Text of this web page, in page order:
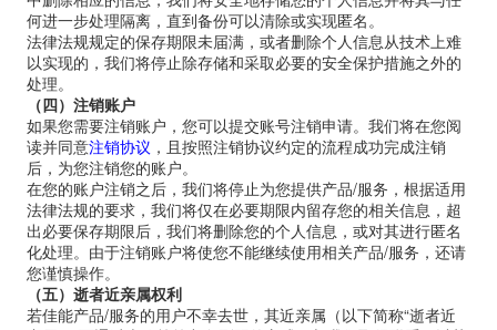
何进一步处理隔离，直到备份可以清除或实现匿名。
法律法规规定的保存期限未届满，或者删除个人信息从技术上难
以实现的，我们将停止除存储和采取必要的安全保护措施之外的
处理。
（四）注销账户
如果您需要注销账户，您可以提交账号注销申请。我们将在您阅
读并同意注销协议 ，且按照注销协议约定的流程成功完成注销
后，为您注销您的账户。
在您的账户注销之后，我们将停止为您提供产品/服务，根据适用
法律法规的要求，我们将仅在必要期限内留存您的相关信息，超
出必要保存期限后，我们将删除您的个人信息，或对其进行匿名
化处理。由于注销账户将使您不能继续使用相关产品/服务，还请
您谨慎操作。
（五）逝者近亲属权利
若佳能产品/服务的用户不幸去世，其近亲属（以下简称“逝者近